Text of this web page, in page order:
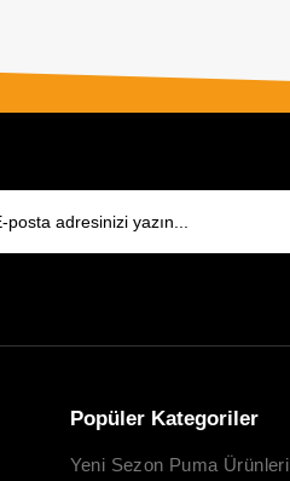
Popüler Kategoriler
Yeni Sezon Puma Ürünleri